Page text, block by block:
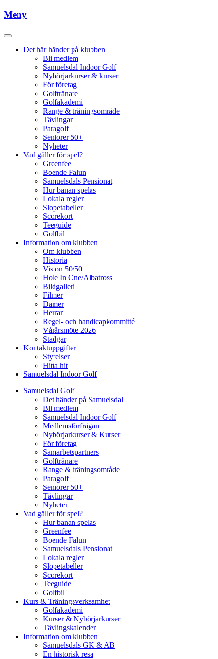
Meny
Det här händer på klubben
Bli medlem
Samuelsdal Indoor Golf
Nybörjarkurser & kurser
För företag
Golftränare
Golfakademi
Range & träningsområde
Tävlingar
Paragolf
Seniorer 50+
Nyheter
Vad gäller för spel?
Greenfee
Boende Falun
Samuelsdals Pensionat
Hur banan spelas
Lokala regler
Slopetabeller
Scorekort
Teeguide
Golfbil
Information om klubben
Om klubben
Historia
Vision 50/50
Hole In One/Albatross
Bildgalleri
Filmer
Damer
Herrar
Regel- och handicapkommitté
Vårårsmöte 2026
Stadgar
Kontaktuppgifter
Styrelser
Hitta hit
Samuelsdal Indoor Golf
Samuelsdal Golf
Det händer på Samuelsdal
Bli medlem
Samuelsdal Indoor Golf
Medlemsförfrågan
Nybörjarkurser & Kurser
För företag
Samarbetspartners
Golftränare
Range & träningsområde
Paragolf
Seniorer 50+
Tävlingar
Nyheter
Vad gäller för spel?
Hur banan spelas
Greenfee
Boende Falun
Samuelsdals Pensionat
Lokala regler
Slopetabeller
Scorekort
Teeguide
Golfbil
Kurs & Träningsverksamhet
Golfakademi
Kurser & Nybörjarkurser
Tävlingskalender
Information om klubben
Samuelsdals GK & AB
En historisk resa